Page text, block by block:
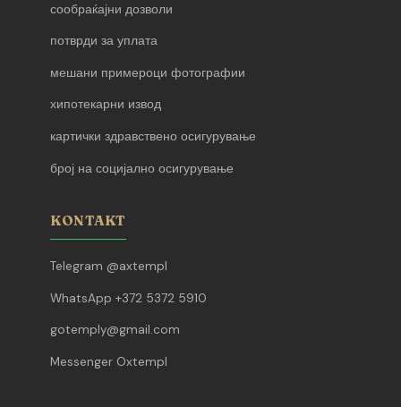
сообраќајни дозволи
потврди за уплата
мешани примероци фотографии
хипотекарни извод
картички здравствено осигурување
број на социјално осигурување
KONTAKT
Telegram @axtempl
WhatsApp +372 5372 5910
gotemply@gmail.com
Messenger Oxtempl